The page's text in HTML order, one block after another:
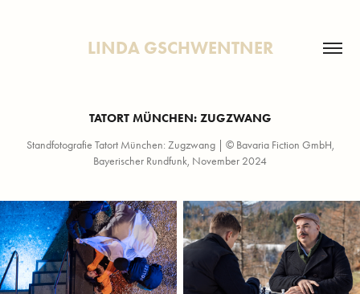
LINDA GSCHWENTNER
TATORT MÜNCHEN: ZUGZWANG
Standfotografie Tatort München: Zugzwang | © Bavaria Fiction GmbH,
Bayerischer Rundfunk, November 2024